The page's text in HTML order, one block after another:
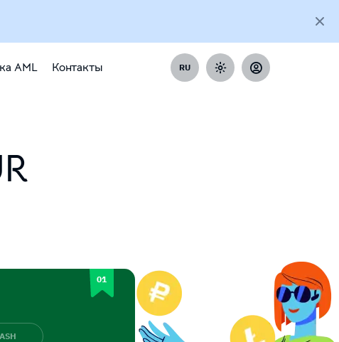
AML Контакты RU